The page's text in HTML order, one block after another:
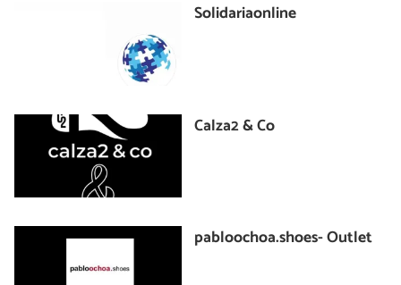
Solidariaonline
Calza2 & Co
pabloochoa.shoes- Outlet